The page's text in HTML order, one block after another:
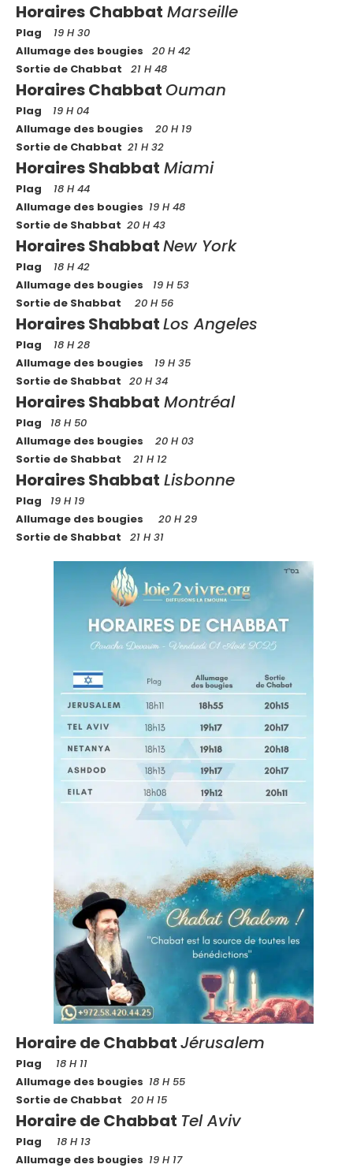
Horaires Chabbat Marseille
Plag
19 H 30
Allumage des bougies
20 H 42
Sortie de Chabbat
21 H 48
Horaires Chabbat Ouman
Plag
19 H 04
Allumage des bougies
20 H 19
Sortie de Chabbat 21 H 32
Horaires Shabbat Miami
Plag
18 H 44
Allumage des bougies 19 H 48
Sortie de Shabbat 20 H 43
Horaires ShabbatNew York
Plag
18 H 42
Allumage des bougies 19 H 53
Sortie de Shabbat
20 H 56
Horaires ShabbatLos Angeles
Plag
18 H 28
Allumage des bougies
19 H 35
Sortie de Shabbat 20 H 34
Horaires Shabbat Montréal
Plag
18 H 50
Allumage des bougies
20 H 03
Sortie de Shabbat
21 H 12
Horaires Shabbat Lisbonne
Plag
19 H 19
Allumage des bougies
20 H 29
Sortie de Shabbat
21 H 31
Horaire de ChabbatJérusalem
Plag
18 H 11
Allumage des bougies 18 H 55
Sortie de Chabbat
20 H 15
Horaire de Chabbat Tel Aviv
Plag
18 H 13
Allumage des bougies 19 H 17